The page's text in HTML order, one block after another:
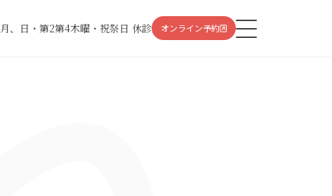
月、日・第2第4木曜・祝祭日 休診 オンライン予約